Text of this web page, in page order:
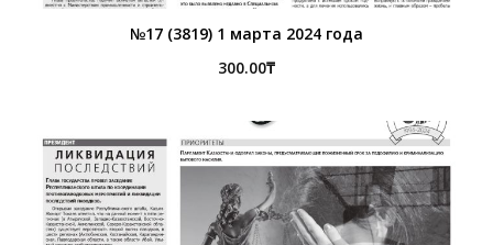
№17 (3819) 1 марта 2024 года
300.00₸